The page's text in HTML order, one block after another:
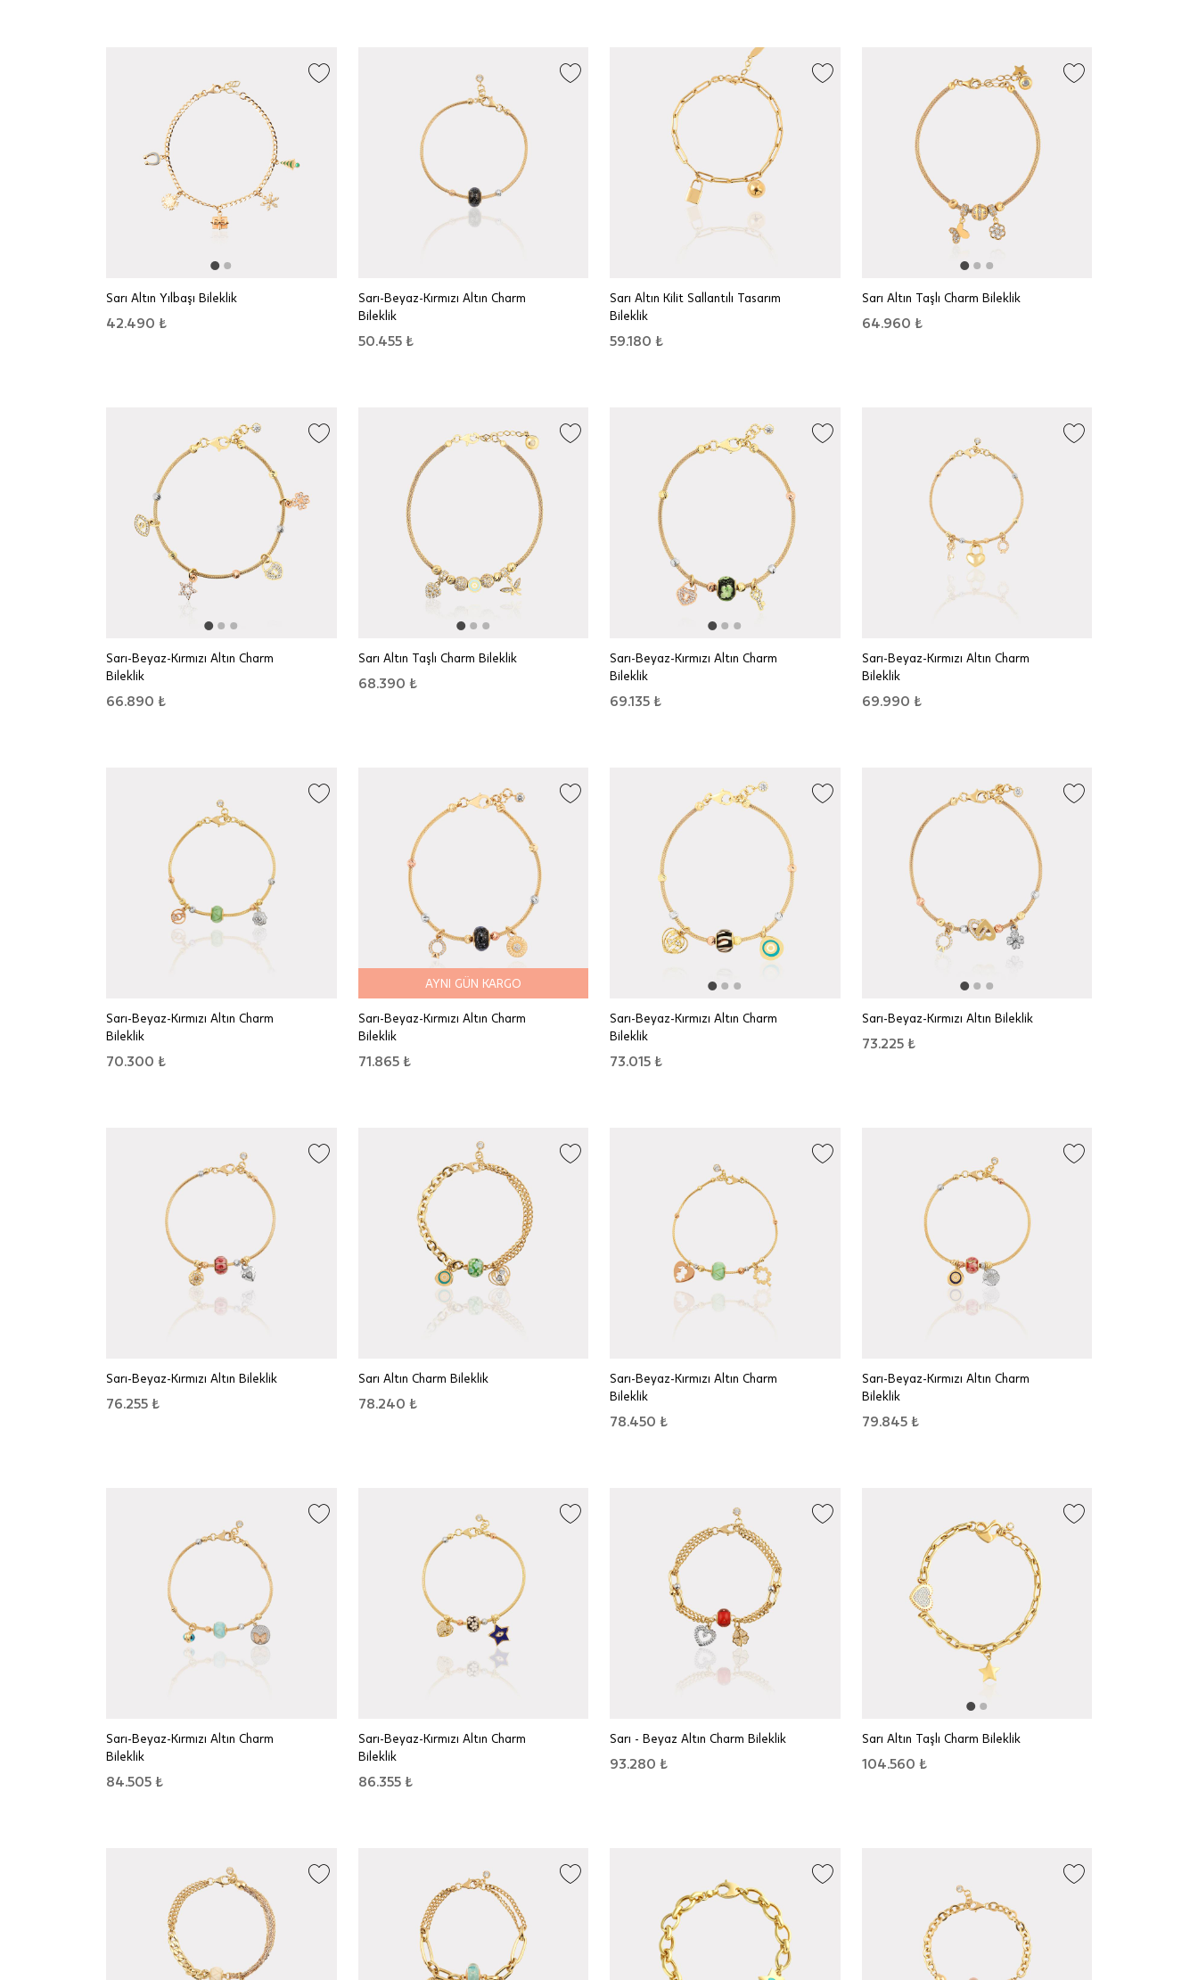
Sarı Altın Yılbaşı Bileklik
42.490 ₺
Sarı-Beyaz-Kırmızı Altın Charm
Bileklik
50.455 ₺
Sarı Altın Kilit Sallantılı Tasarım
Bileklik
59.180 ₺
Sarı Altın Taşlı Charm Bileklik
64.960 ₺
Sarı-Beyaz-Kırmızı Altın Charm
Bileklik
66.890 ₺
Sarı Altın Taşlı Charm Bileklik
68.390 ₺
Sarı-Beyaz-Kırmızı Altın Charm
Bileklik
69.135 ₺
Sarı-Beyaz-Kırmızı Altın Charm
Bileklik
69.990 ₺
Sarı-Beyaz-Kırmızı Altın Charm
Bileklik
70.300 ₺
AYNI GÜN KARGO
Sarı-Beyaz-Kırmızı Altın Charm
Bileklik
71.865 ₺
Sarı-Beyaz-Kırmızı Altın Charm
Bileklik
73.015 ₺
Sarı-Beyaz-Kırmızı Altın Bileklik
73.225 ₺
Sarı-Beyaz-Kırmızı Altın Bileklik
76.255 ₺
Sarı Altın Charm Bileklik
78.240 ₺
Sarı-Beyaz-Kırmızı Altın Charm
Bileklik
78.450 ₺
Sarı-Beyaz-Kırmızı Altın Charm
Bileklik
79.845 ₺
Sarı-Beyaz-Kırmızı Altın Charm
Bileklik
84.505 ₺
Sarı-Beyaz-Kırmızı Altın Charm
Bileklik
86.355 ₺
Sarı - Beyaz Altın Charm Bileklik
93.280 ₺
Sarı Altın Taşlı Charm Bileklik
104.560 ₺